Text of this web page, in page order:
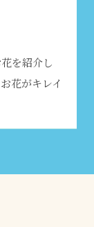
を紹介し
花がキレイ